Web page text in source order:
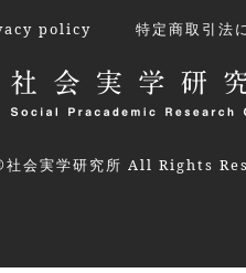
policy 特定商取引法
会実学研究所 All Rights